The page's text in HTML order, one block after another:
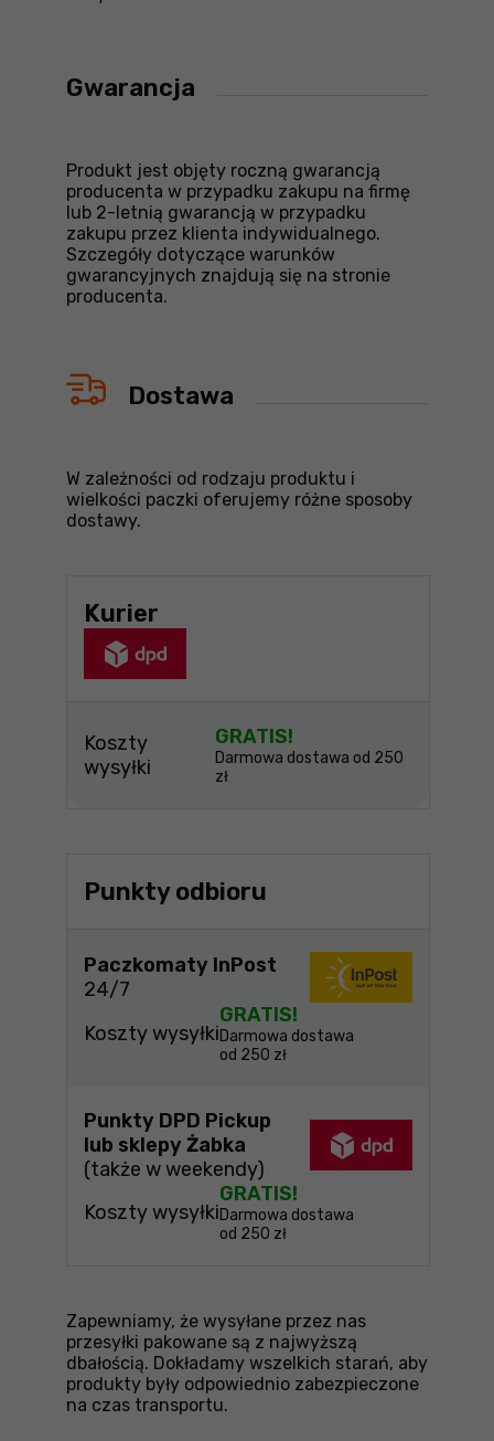
Gwarancja
Produkt jest objęty roczną gwarancją
producenta w przypadku zakupu na firmę
lub 2-letnią gwarancją w przypadku
zakupu przez klienta indywidualnego.
Szczegóły dotyczące warunków
gwarancyjnych znajdują się na stronie
producenta.
Dostawa
W zależności od rodzaju produktu i
wielkości paczki oferujemy różne sposoby
dostawy.
Kurier
Koszty
wysyłki
GRATIS!
Darmowa dostawa od 250
zł
Punkty odbioru
Paczkomaty InPost
24/7
Koszty wysyłki
GRATIS!
Darmowa dostawa
od 250 zł
Punkty DPD Pickup
lub sklepy Żabka
(także w weekendy)
Koszty wysyłki
GRATIS!
Darmowa dostawa
od 250 zł
Zapewniamy, że wysyłane przez nas
przesyłki pakowane są z najwyższą
dbałością. Dokładamy wszelkich starań, aby
produkty były odpowiednio zabezpieczone
na czas transportu.